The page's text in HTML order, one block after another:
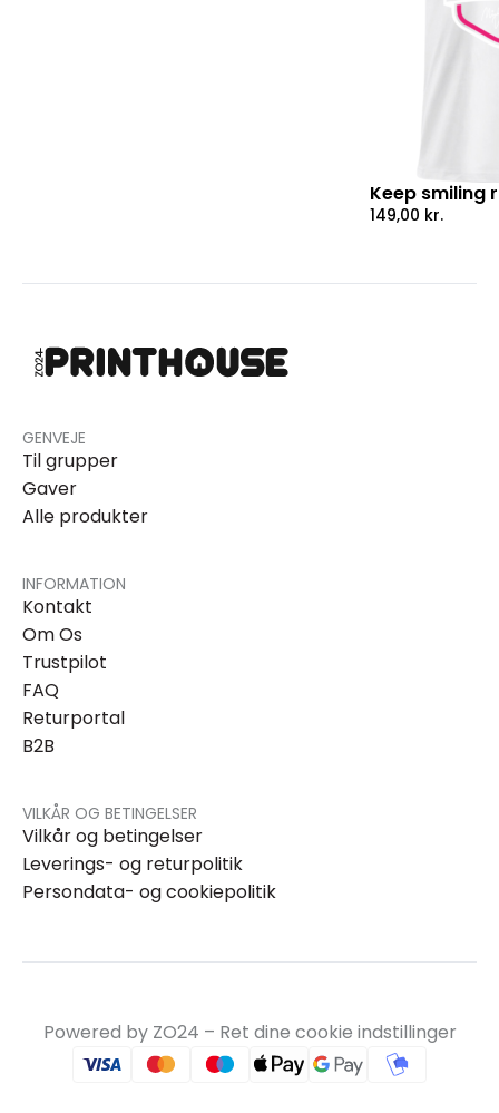
Keep smiling
149,00 kr.
GENVEJE
Til grupper
Gaver
Alle produkter
INFORMATION
Kontakt
Om Os
Trustpilot
FAQ
Returportal
B2B
VILKÅR OG BETINGELSER
Vilkår og betingelser
Leverings- og returpolitik
Persondata- og cookiepolitik
Powered by ZO24 – Ret dine cookie indstillinger